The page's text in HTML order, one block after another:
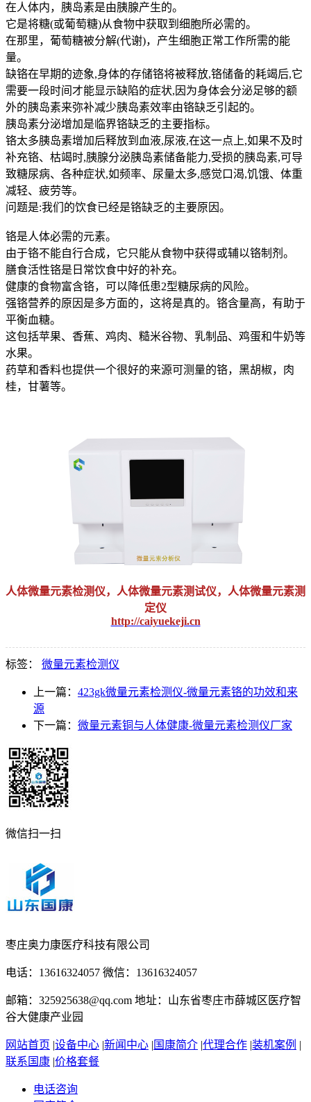
在人体内，胰岛素是由胰腺产生的。
它是将糖(或葡萄糖)从食物中获取到细胞所必需的。
在那里，葡萄糖被分解(代谢)，产生细胞正常工作所需的能
量。
缺铬在早期的迹象,身体的存储铬将被释放,铬储备的耗竭后,它
需要一段时间才能显示缺陷的症状,因为身体会分泌足够的额
外的胰岛素来弥补减少胰岛素效率由铬缺乏引起的。
胰岛素分泌增加是临界铬缺乏的主要指标。
铬太多胰岛素增加后释放到血液,尿液,在这一点上,如果不及时
补充铬、枯竭时,胰腺分泌胰岛素储备能力,受损的胰岛素,可导
致糖尿病、各种症状,如频率、尿量太多,感觉口渴,饥饿、体重
减轻、疲劳等。
问题是:我们的饮食已经是铬缺乏的主要原因。
铬是人体必需的元素。
由于铬不能自行合成，它只能从食物中获得或辅以铬制剂。
膳食活性铬是日常饮食中好的补充。
健康的食物富含铬，可以降低患2型糖尿病的风险。
强铬营养的原因是多方面的，这将是真的。铬含量高，有助于
平衡血糖。
这包括苹果、香蕉、鸡肉、糙米谷物、乳制品、鸡蛋和牛奶等
水果。
药草和香料也提供一个很好的来源可测量的铬，黑胡椒，肉
桂，甘薯等。
人体微量元素检测仪，人体微量元素测试仪，人体微量元素测
定仪
http://caiyuekeji.cn
标签： 微量元素检测仪
上一篇： 423gk微量元素检测仪-微量元素铬的功效和来
源
下一篇： 微量元素铜与人体健康-微量元素检测仪厂家
微信扫一扫
枣庄奥力康医疗科技有限公司
电话：13616324057 微信：13616324057
邮箱：325925638@qq.com 地址：山东省枣庄市薛城区医疗智
谷大健康产业园
网站首页 |设备中心 |新闻中心 | 国康简介 |代理合作 |装机案例 |
联系国康 |价格套餐
电话咨询